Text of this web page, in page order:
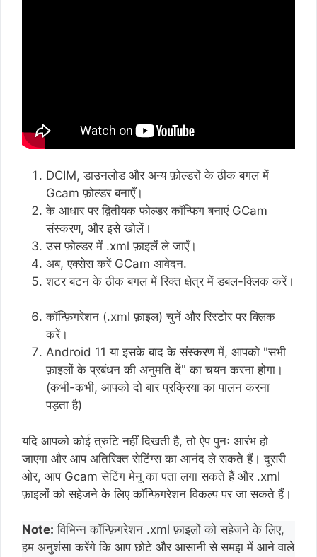
DCIM, डाउनलोड और अन्य फ़ोल्डरों के ठीक बगल में
Gcam फ़ोल्डर बनाएँ।
के आधार पर द्वितीयक फोल्डर कॉन्फिग बनाएं GCam
संस्करण, और इसे खोलें।
उस फ़ोल्डर में .xml फ़ाइलें ले जाएँ।
अब, एक्सेस करें GCam आवेदन.
शटर बटन के ठीक बगल में रिक्त क्षेत्र में डबल-क्लिक करें।
कॉन्फ़िगरेशन (.xml फ़ाइल) चुनें और रिस्टोर पर क्लिक
करें।
Android 11 या इसके बाद के संस्करण में, आपको "सभी
फ़ाइलों के प्रबंधन की अनुमति दें" का चयन करना होगा।
(कभी-कभी, आपको दो बार प्रक्रिया का पालन करना
पड़ता है)
यदि आपको कोई त्रुटि नहीं दिखती है, तो ऐप पुनः आरंभ हो
जाएगा और आप अतिरिक्त सेटिंग्स का आनंद ले सकते हैं। दूसरी
ओर, आप Gcam सेटिंग मेनू का पता लगा सकते हैं और .xml
फ़ाइलों को सहेजने के लिए कॉन्फ़िगरेशन विकल्प पर जा सकते हैं।
Note: विभिन्न कॉन्फ़िगरेशन .xml फ़ाइलों को सहेजने के लिए,
हम अनुशंसा करेंगे कि आप छोटे और आसानी से समझ में आने वाले